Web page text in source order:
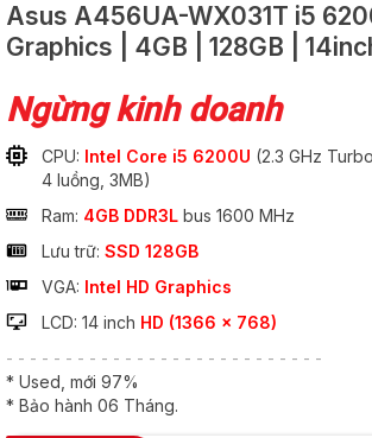
Asus A456UA-WX031T i5
Graphics | 4GB | 128GB |
Ngừng kinh doanh
CPU: Intel Core i5 6200U (2.3 GHz
4 luồng, 3MB)
Ram: 4GB DDR3L bus 1600 MHz
Lưu trữ: SSD 128GB
VGA: Intel HD Graphics
LCD: 14 inch HD (1366 x 768)
- - - - - - - - - - - - - - - - - - - - - - - - - - -
* Used, mới 97%
* Bảo hành 06 Tháng.